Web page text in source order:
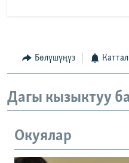
Бөлүшүңүз
Дагы кызыктуу
Окуялар